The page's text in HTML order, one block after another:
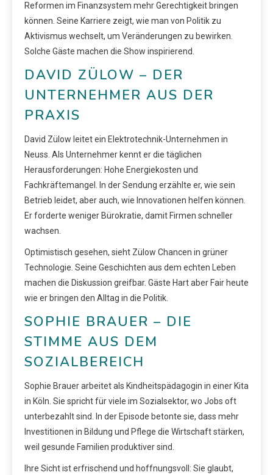
Reformen im Finanzsystem mehr Gerechtigkeit bringen
können. Seine Karriere zeigt, wie man von Politik zu
Aktivismus wechselt, um Veränderungen zu bewirken.
Solche Gäste machen die Show inspirierend.
DAVID ZÜLOW – DER
UNTERNEHMER AUS DER
PRAXIS
David Zülow leitet ein Elektrotechnik-Unternehmen in
Neuss. Als Unternehmer kennt er die täglichen
Herausforderungen: Hohe Energiekosten und
Fachkräftemangel. In der Sendung erzählte er, wie sein
Betrieb leidet, aber auch, wie Innovationen helfen können.
Er forderte weniger Bürokratie, damit Firmen schneller
wachsen.
Optimistisch gesehen, sieht Zülow Chancen in grüner
Technologie. Seine Geschichten aus dem echten Leben
machen die Diskussion greifbar. Gäste Hart aber Fair heute
wie er bringen den Alltag in die Politik.
SOPHIE BRAUER – DIE
STIMME AUS DEM
SOZIALBEREICH
Sophie Brauer arbeitet als Kindheitspädagogin in einer Kita
in Köln. Sie spricht für viele im Sozialsektor, wo Jobs oft
unterbezahlt sind. In der Episode betonte sie, dass mehr
Investitionen in Bildung und Pflege die Wirtschaft stärken,
weil gesunde Familien produktiver sind.
Ihre Sicht ist erfrischend und hoffnungsvoll: Sie glaubt,